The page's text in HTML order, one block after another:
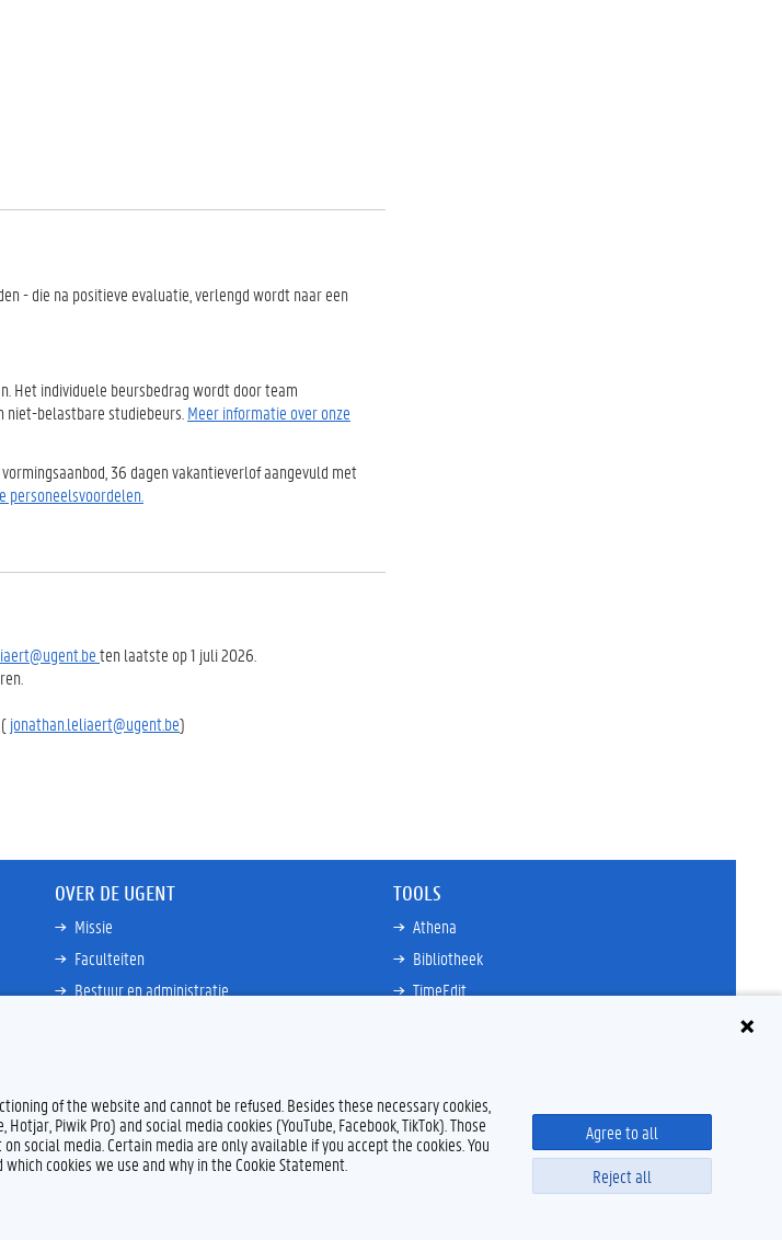
- die na positieve evaluatie, verlengd wordt naar een
Het individuele beursbedrag wordt door team
niet-belastbare studiebeurs. Meer informatie over onze
36 dagen vakantieverlof aangevuld met
personeelsvoordelen.
ten laatste op 1 juli 2026.
jonathan.leliaert@ugent.be)
OVER DE UGENT
Missie
Faculteiten
Bestuur en administratie
TOOLS
Athena
Bibliotheek
TimeEdit
Research Explorer
Toegankelijkheid © 2026 Universiteit Gent
of the website and cannot be refused. Besides these necessary cookies,
Piwik Pro) and social media cookies (YouTube, Facebook, TikTok). Those
social media. Certain media are only available if you accept the cookies. You
cookies we use and why in the Cookie Statement.
Agree to all
Reject all